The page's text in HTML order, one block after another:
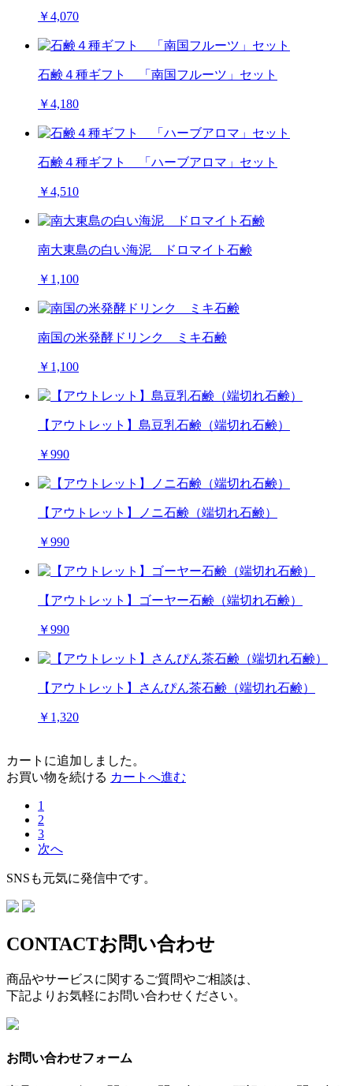
￥4,070
石鹸４種ギフト 「南国フルーツ」セット
￥4,180
石鹸４種ギフト 「ハーブアロマ」セット
￥4,510
南大東島の白い海泥 ドロマイト石鹸
￥1,100
南国の米発酵ドリンク ミキ石鹸
￥1,100
【アウトレット】島豆乳石鹸（端切れ石鹸）
￥990
【アウトレット】ノニ石鹸（端切れ石鹸）
￥990
【アウトレット】ゴーヤー石鹸（端切れ石鹸）
￥990
【アウトレット】さんぴん茶石鹸（端切れ石鹸）
￥1,320
カートに追加しました。
お買い物を続ける カートへ進む
1
2
3
次へ
SNSも元気に発信中です。
CONTACTお問い合わせ
商品やサービスに関するご質問やご相談は、
下記よりお気軽にお問い合わせください。
お問い合わせフォーム